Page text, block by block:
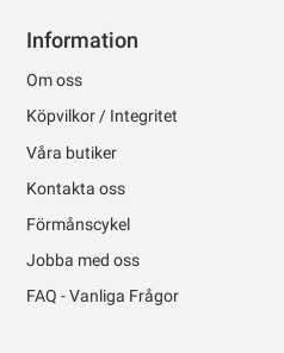
Information
Om oss
Köpvilkor / Integritet
Våra butiker
Kontakta oss
Förmånscykel
Jobba med oss
FAQ - Vanliga Frågor